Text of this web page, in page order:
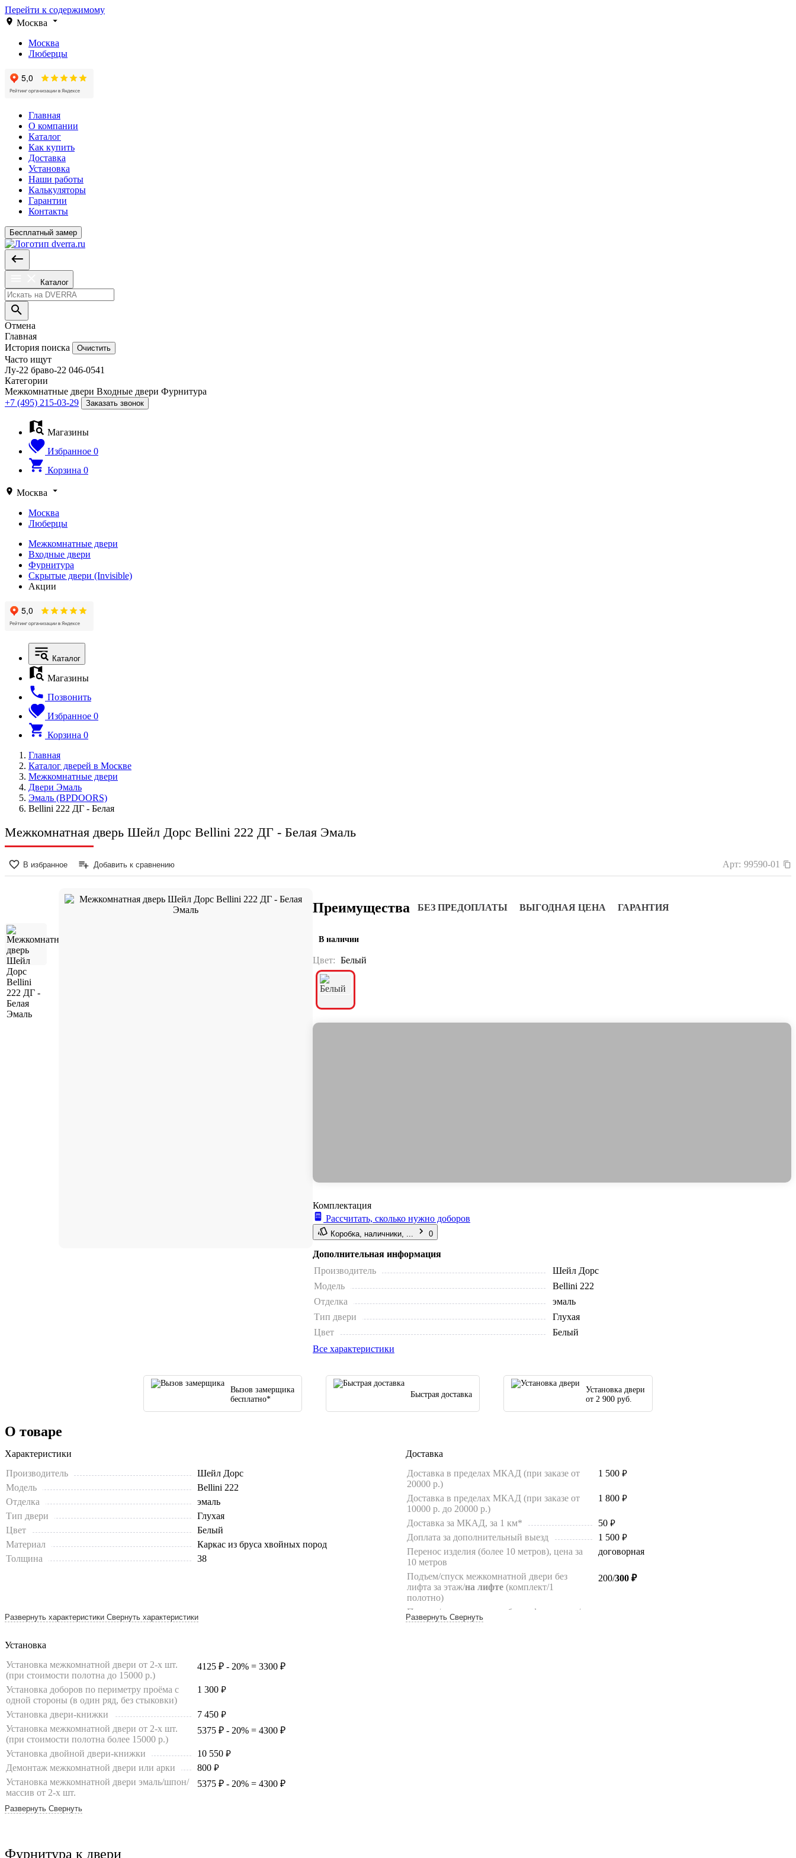
Перейти к содержимому
Москва
Москва
Люберцы
Главная
О компании
Каталог
Как купить
Доставка
Установка
Наши работы
Калькуляторы
Гарантии
Контакты
Бесплатный замер
Каталог
Отмена
Главная
История поиска
Очистить
Часто ищут
Лу-22 браво-22 046-0541
Категории
Межкомнатные двери Входные двери Фурнитура
+7 (495) 215-03-29
Заказать звонок
Магазины
Избранное 0
Корзина 0
Москва
Москва
Люберцы
Межкомнатные двери
Входные двери
Фурнитура
Скрытые двери (Invisible)
Акции
Каталог
Магазины
Позвонить
Избранное 0
Корзина 0
Главная
Каталог дверей в Москве
Межкомнатные двери
Двери Эмаль
Эмаль (BPDOORS)
Bellini 222 ДГ - Белая
Межкомнатная дверь Шейл Дорс Bellini 222 ДГ - Белая Эмаль
В избранное Добавить к сравнению Арт: 99590-01
Преимущества БЕЗ ПРЕДОПЛАТЫ ВЫГОДНАЯ ЦЕНА ГАРАНТИЯ
В наличии
Цвет: Белый
Комплектация
Рассчитать, сколько нужно доборов
Коробка, наличники, ... 0
Дополнительная информация
Производитель
Шейл Дорс
Модель
Bellini 222
Отделка
эмаль
Тип двери
Глухая
Цвет
Белый
Все характеристики
Вызов замерщика
бесплатно*
Быстрая доставка
Установка двери
от 2 900 руб.
О товаре
Характеристики
Производитель
Шейл Дорс
Модель
Bellini 222
Отделка
эмаль
Тип двери
Глухая
Цвет
Белый
Материал
Каркас из бруса хвойных пород
Толщина
38
Развернуть характеристики Свернуть характеристики
Доставка
Доставка в пределах МКАД (при заказе от
20000 р.)
1 500руб.
Доставка в пределах МКАД (при заказе от
10000 р. до 20000 р.)
1 800руб.
Доставка за МКАД, за 1 км* 50руб.
Доплата за дополнительный выезд 1 500руб.
Перенос изделия (более 10 метров), цена за
10 метров
договорная
Подъем/спуск межкомнатной двери без
лифта за этаж/на лифте (комплект/1
полотно)
200/300 ₽
Подъем/спуск погонажа без лифта за этаж/на
лифте (до 10 шт.)
Развернуть Свернуть
Установка
Установка межкомнатной двери от 2-х шт.
(при стоимости полотна до 15000 р.)
4125 ₽ - 20% = 3300 ₽
Установка доборов по периметру проёма с
одной стороны (в один ряд, без стыковки)
1 300 руб.
Установка двери-книжки 7 450 руб.
Установка межкомнатной двери от 2-х шт.
(при стоимости полотна более 15000 р.)
5375 ₽ - 20% = 4300 ₽
Установка двойной двери-книжки 10 550 руб.
Демонтаж межкомнатной двери или арки 800 руб.
Установка межкомнатной двери эмаль/шпон/
массив от 2-х шт.
5375 ₽ - 20% = 4300 ₽
Демонтаж фрамуги (гипсокартон, дерево)
Развернуть Свернуть
Фурнитура к двери